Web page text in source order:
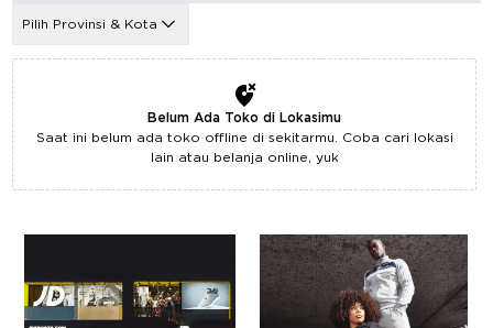
Pilih Provinsi & Kota
Belum Ada Toko di Lokasimu
Saat ini belum ada toko offline di sekitarmu. Coba cari lokasi
lain atau belanja online, yuk